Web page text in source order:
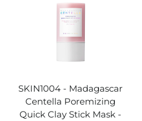
SKIN1004 - Madagascar
Centella Poremizing
Quick Clay Stick Mask -